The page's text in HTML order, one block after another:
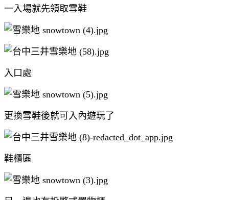
一入場就先領取雪鞋
入口處
更換雪鞋後就可入內遊玩了
鞋櫃區